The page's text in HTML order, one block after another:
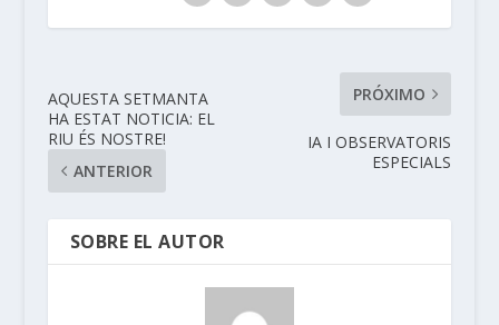
AQUESTA SETMANTA
HA ESTAT NOTICIA: EL
RIU ÉS NOSTRE!
ANTERIOR
PRÓXIMO
IA I OBSERVATORIS
ESPECIALS
SOBRE EL AUTOR